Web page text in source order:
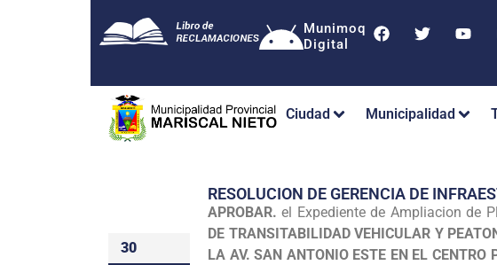
Munimoq
Digital
Ciudad Municipalidad
30
RESOLUCION DE GERENCIA DE
APROBAR. el Expediente de Ampliacion de
DE TRANSITABILIDAD VEHICULAR Y
LA AV. SAN ANTONIO ESTE EN EL